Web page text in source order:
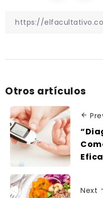
Otros artículos
Next